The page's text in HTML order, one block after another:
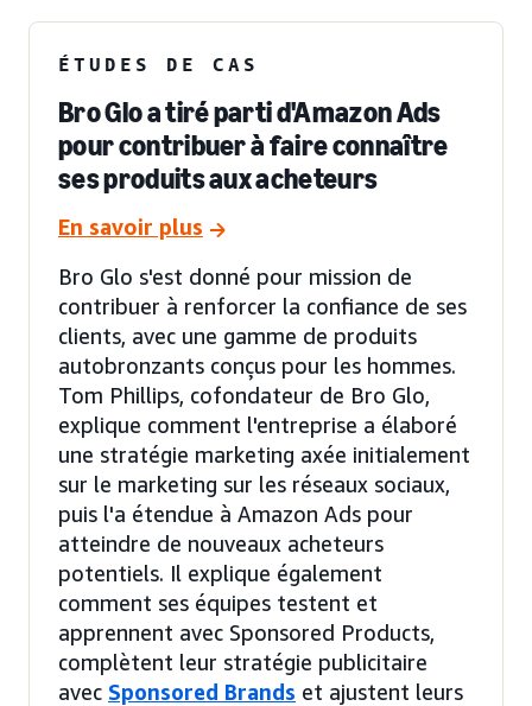
ÉTUDES DE CAS
Bro Glo a tiré parti d'Amazon Ads
pour contribuer à faire connaître
ses produits aux acheteurs
En savoir plus
Bro Glo s'est donné pour mission de
contribuer à renforcer la confiance de ses
clients, avec une gamme de produits
autobronzants conçus pour les hommes.
Tom Phillips, cofondateur de Bro Glo,
explique comment l'entreprise a élaboré
une stratégie marketing axée initialement
sur le marketing sur les réseaux sociaux,
puis l'a étendue à Amazon Ads pour
atteindre de nouveaux acheteurs
potentiels. Il explique également
comment ses équipes testent et
apprennent avec Sponsored Products,
complètent leur stratégie publicitaire
avec Sponsored Brands et ajustent leurs